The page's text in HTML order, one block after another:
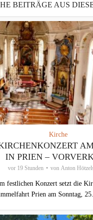
BEITRÄGE AUS
Kirche
IN PRIEN –
vor 19 Stunden von Anton
festlichen Konzert setzt die
Prien am Sonntag, 25.